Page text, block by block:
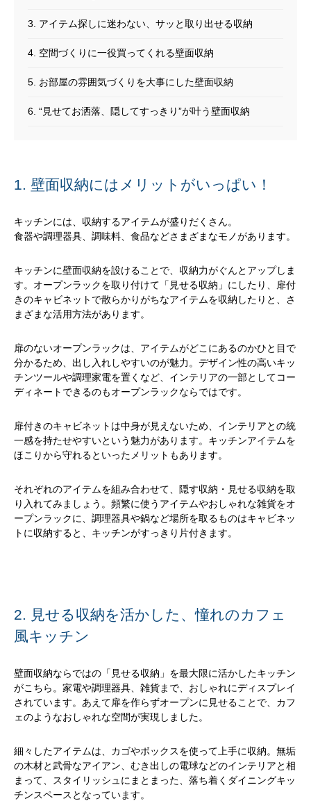
3. アイテム探しに迷わない、サッと取り出せる収納
4. 空間づくりに一役買ってくれる壁面収納
5. お部屋の雰囲気づくりを大事にした壁面収納
6. “見せてお洒落、隠してすっきり”が叶う壁面収納
1. 壁面収納にはメリットがいっぱい！
キッチンには、収納するアイテムが盛りだくさん。
食器や調理器具、調味料、食品などさまざまなモノがあります。
キッチンに壁面収納を設けることで、収納力がぐんとアップしま
す。オープンラックを取り付けて「見せる収納」にしたり、扉付
きのキャビネットで散らかりがちなアイテムを収納したりと、さ
まざまな活用方法があります。
扉のないオープンラックは、アイテムがどこにあるのかひと目で
分かるため、出し入れしやすいのが魅力。デザイン性の高いキッ
チンツールや調理家電を置くなど、インテリアの一部としてコー
ディネートできるのもオープンラックならではです。
扉付きのキャビネットは中身が見えないため、インテリアとの統
一感を持たせやすいという魅力があります。キッチンアイテムを
ほこりから守れるといったメリットもあります。
それぞれのアイテムを組み合わせて、隠す収納・見せる収納を取
り入れてみましょう。頻繁に使うアイテムやおしゃれな雑貨をオ
ープンラックに、調理器具や鍋など場所を取るものはキャビネッ
トに収納すると、キッチンがすっきり片付きます。
2. 見せる収納を活かした、憧れのカフェ
風キッチン
壁面収納ならではの「見せる収納」を最大限に活かしたキッチン
がこちら。家電や調理器具、雑貨まで、おしゃれにディスプレイ
されています。あえて扉を作らずオープンに見せることで、カフ
ェのようなおしゃれな空間が実現しました。
細々したアイテムは、カゴやボックスを使って上手に収納。無垢
の木材と武骨なアイアン、むき出しの電球などのインテリアと相
まって、スタイリッシュにまとまった、落ち着くダイニングキッ
チンスペースとなっています。